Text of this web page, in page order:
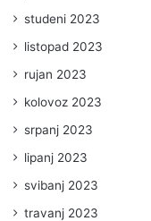
studeni 2023
listopad 2023
rujan 2023
kolovoz 2023
srpanj 2023
lipanj 2023
svibanj 2023
travanj 2023